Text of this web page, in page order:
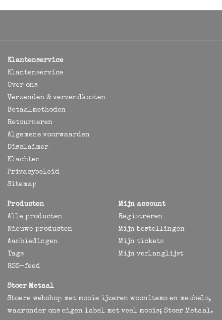
Klantenservice
Klantenservice
Over ons
Verzenden & verzendkosten
Betaalmethoden
Retourneren
Algemene voorwaarden
Disclaimer
Klachten
Privacybeleid
Sitemap
Producten
Alle producten
Nieuwe producten
Aanbiedingen
Tags
RSS-feed
Mijn account
Registreren
Mijn bestellingen
Mijn tickets
Mijn verlanglijst
Stoer Metaal
Stoere webshop met mooie ijzeren woonitems en meubels,
waaronder ons eigen label met veel moois; Stoer Metaal.